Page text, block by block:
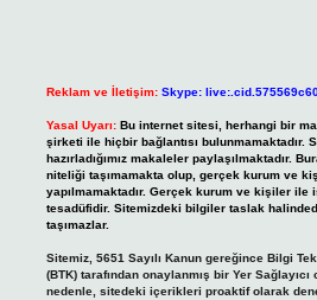
Reklam ve İletişim: Skype:
Yasal Uyarı: Bu internet sitesi, herhangi bir
şirketi ile hiçbir bağlantısı bulunmamaktadır.
hazırladığımız makaleler paylaşılmaktadır.
niteliği taşımamakta olup, gerçek kurum ve
yapılmamaktadır. Gerçek kurum ve kişiler ile
tesadüfidir. Sitemizdeki bilgiler taslak
taşımazlar.
Sitemiz, 5651 Sayılı Kanun gereğince Bilgi
(BTK) tarafından onaylanmış bir Yer
nedenle, sitedeki içerikleri proaktif olarak